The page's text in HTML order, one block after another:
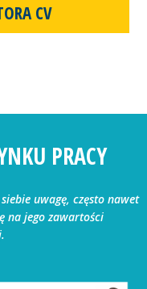
CV
PRACY
uwagę, często nawet
na jego zawartości